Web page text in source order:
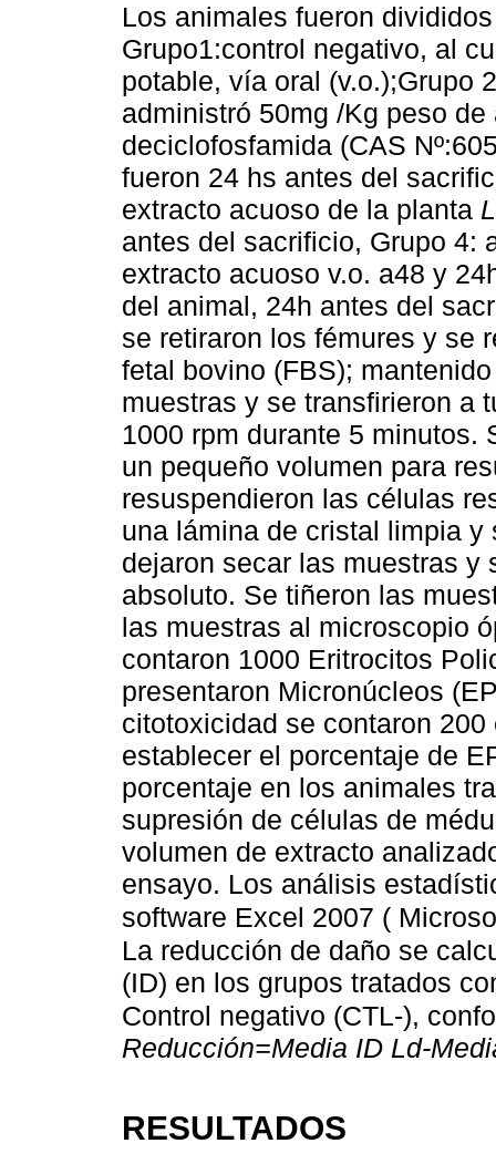
Los animales fueron
Grupo1:control negativo, al
potable, vía oral (v.o.);Grupo
administró 50mg /Kg peso
deciclofosfamida (CAS
fueron 24 hs antes del
extracto acuoso de la planta
antes del sacrificio, Grupo 4:
extracto acuoso v.o. a48 y
del animal, 24h antes del
se retiraron los fémures y se
fetal bovino (FBS);
muestras y se transfirieron a
1000 rpm durante 5 minutos.
un pequeño volumen para
resuspendieron las células
una lámina de cristal limpia
dejaron secar las muestras y
absoluto. Se tiñeron las
las muestras al microscopio
contaron 1000 Eritrocitos
presentaron Micronúcleos
citotoxicidad se contaron
establecer el porcentaje de
porcentaje en los animales
supresión de células de
volumen de extracto
ensayo. Los análisis
software Excel 2007 (
La reducción de daño se
(ID) en los grupos tratados
Control negativo (CTL-),
Reducción=Media ID Ld-
RESULTADOS